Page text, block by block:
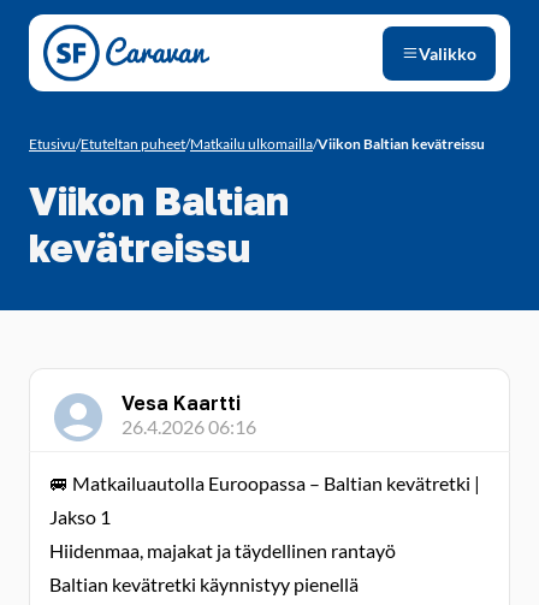
Siirry sivun sisältöön
Valikko
Etusivu/Etuteltan puheet/Matkailu ulkomailla/Viikon Baltian kevätreissu
Viikon Baltian
kevätreissu
Vesa Kaartti
26.4.2026 06:16
🚐 Matkailuautolla Euroopassa – Baltian kevätretki |
Jakso 1
Hiidenmaa, majakat ja täydellinen rantayö
Baltian kevätretki käynnistyy pienellä